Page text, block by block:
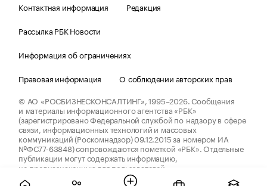
Контактная информация
Редакция
Рассылка РБК Новости
Информация об ограничениях
Правовая информация
О соблюдении авторских прав
© АО «РОСБИЗНЕСКОНСАЛТИНГ»,1995–2026.Сообщения
и материалы информационного агентства «РБК»
(зарегистрировано Федеральной службой по надзору в сфере
связи, информационных технологий и массовых
коммуникаций (Роскомнадзор) 09.12.2015 за номером ИА
№ФС77-63848) сопровождаются пометкой «РБК». Отдельные
публикации могут содержать информацию,
не предназначенную для пользователей
до 18 лет.
companycardsfeedback@rbc.ru